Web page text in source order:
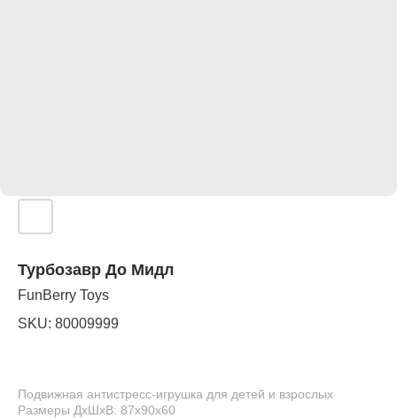
Турбозавр До Мидл
FunBerry Toys
SKU: 80009999
Подвижная антистресс-игрушка для детей и взрослых
Размеры ДхШхВ: 87x90x60